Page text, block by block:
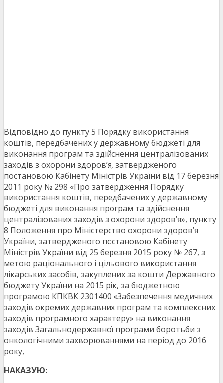
Відповідно до пункту 5 Порядку використання
коштів, передбачених у державному бюджеті для
виконання програм та здійснення централізованих
заходів з охорони здоров’я, затвердженого
постановою Кабінету Міністрів України від 17 березня
2011 року № 298 «Про затвердження Порядку
використання коштів, передбачених у державному
бюджеті для виконання програм та здійснення
централізованих заходів з охорони здоров’я», пункту
8 Положення про Міністерство охорони здоров’я
України, затвердженого постановою Кабінету
Міністрів України від 25 березня 2015 року № 267, з
метою раціонального і цільового використання
лікарських засобів, закуплених за кошти Державного
бюджету України на 2015 рік, за бюджетною
програмою КПКВК 2301400 «Забезпечення медичних
заходів окремих державних програм та комплексних
заходів програмного характеру» на виконання
заходів Загальнодержавної програми боротьби з
онкологічними захворюваннями на період до 2016
року,
НАКАЗУЮ: